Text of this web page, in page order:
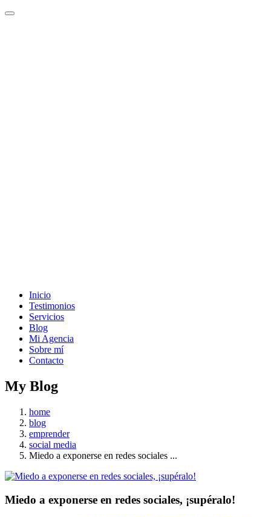
Inicio
Testimonios
Servicios
Blog
Mi Agencia
Sobre mí
Contacto
My Blog
home
blog
emprender
social media
Miedo a exponerse en redes sociales ...
Miedo a exponerse en redes sociales, ¡supéralo!